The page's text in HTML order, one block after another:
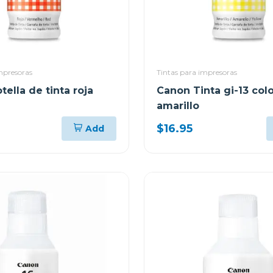
de tinta roja
Add
Tintas para impresoras
Canon Tinta gi-13
amarillo
$16.95